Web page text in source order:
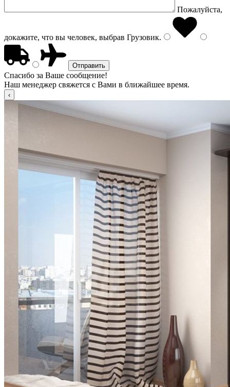
Пожалуйста,
докажите, что вы человек, выбрав Грузовик.
Спасибо за Ваше сообщение!
Наш менеджер свяжется с Вами в ближайшее время.